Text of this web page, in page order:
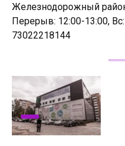
Железнодорожный
Перерыв: 12:00-13:00,
73022218144